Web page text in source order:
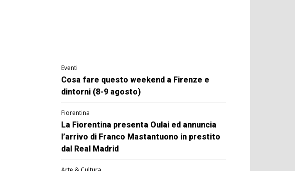
Eventi
Cosa fare questo weekend a Firenze e
dintorni (8-9 agosto)
Fiorentina
La Fiorentina presenta Oulai ed annuncia
l’arrivo di Franco Mastantuono in prestito
dal Real Madrid